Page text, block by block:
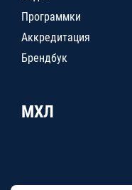
Программки
Аккредитация
Брендбук
МХЛ